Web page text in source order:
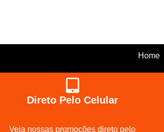
Home
Direto Pelo Celular
Veja nossas promoções direto pelo